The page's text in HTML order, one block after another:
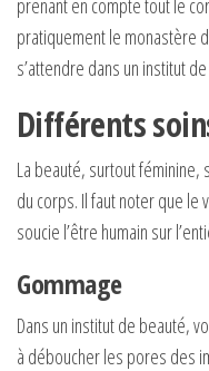
prenant en compte tout le
pratiquement le monastère
s’attendre dans un institut
Différents
La beauté, surtout
du corps. Il faut noter que le
soucie l’être humain sur
Gommage
Dans un institut de beauté,
à déboucher les pores des